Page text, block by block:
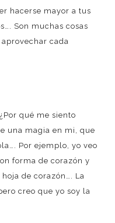
hacerse mayor a tus
Son muchas cosas
cada
qué me siento
una magia en mi, que
Por ejemplo, yo veo
forma de corazón y
de corazón…. La
creo que yo soy la